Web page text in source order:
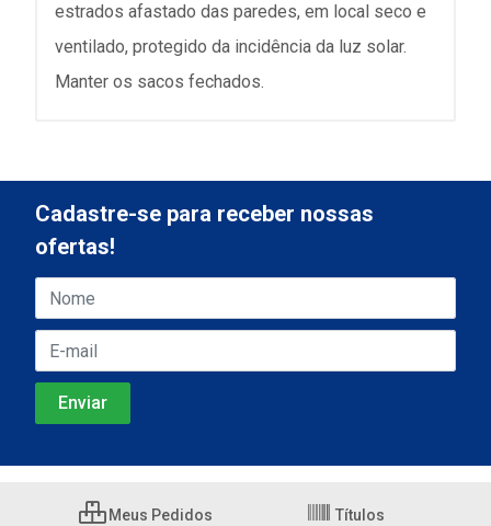
estrados afastado das paredes, em local seco e
ventilado, protegido da incidência da luz solar.
Manter os sacos fechados.
Cadastre-se para receber nossas
ofertas!
Meus Pedidos Títulos